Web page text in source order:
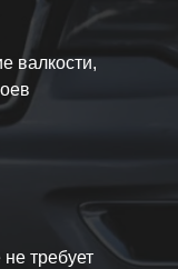
валкости,
требует